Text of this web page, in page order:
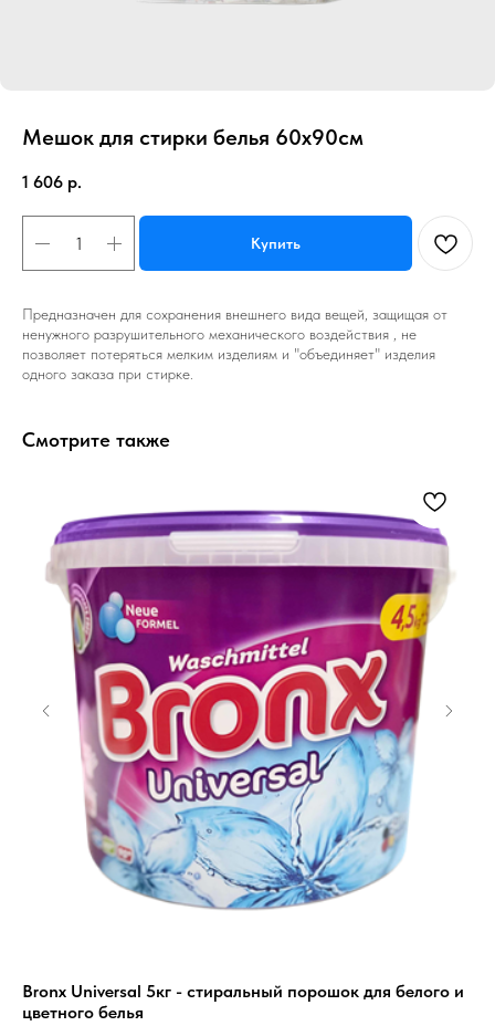
Мешок для стирки белья 60х90см
1 606 р.
Купить
Предназначен для сохранения внешнего вида вещей, защищая от
ненужного разрушительного механического воздействия , не
позволяет потеряться мелким изделиям и "объединяет" изделия
одного заказа при стирке.
Смотрите также
Bronx Universal 5кг - стиральный порошок для белого и
цветного белья